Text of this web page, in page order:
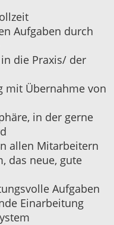
Aufgaben durch
die Praxis/ der
mit Übernahme von
in der gerne
allen Mitarbeitern
das neue, gute
Aufgaben
Einarbeitung